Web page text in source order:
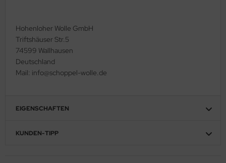
Hohenloher Wolle GmbH
Triftshäuser Str.5
74599 Wallhausen
Deutschland
Mail: info@schoppel-wolle.de
EIGENSCHAFTEN
KUNDEN-TIPP